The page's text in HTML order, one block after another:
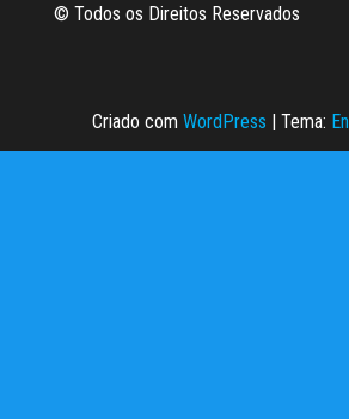
© Todos os Direitos Reservados
Criado com WordPress | Tema: